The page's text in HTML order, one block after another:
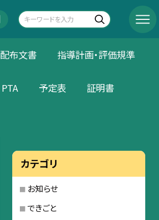
配布文書 指導計画・評価規準
PTA 予定表 証明書
カテゴリ
お知らせ
できごと